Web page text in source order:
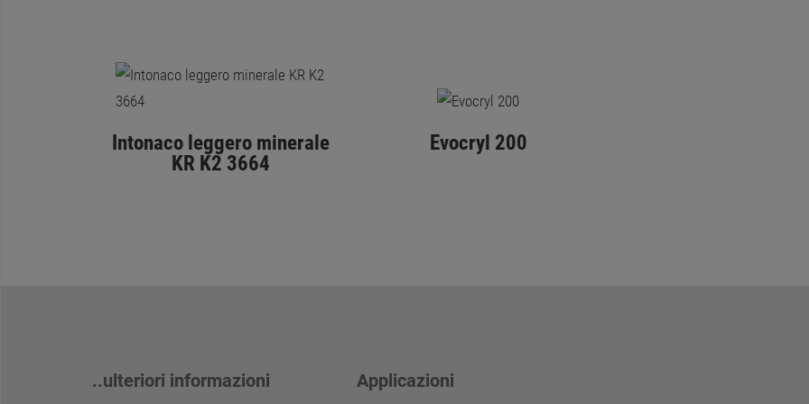
Intonaco leggero minerale
KR K2 3664
Evocryl 200
..ulteriori informazioni Applicazioni